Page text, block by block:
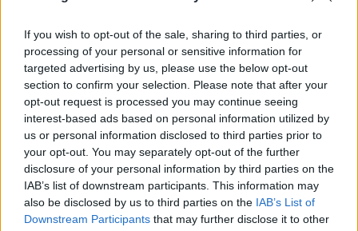
If you wish to opt-out of the sale, sharing to third parties, or
processing of your personal or sensitive information for
targeted advertising by us, please use the below opt-out
section to confirm your selection. Please note that after your
opt-out request is processed you may continue seeing
interest-based ads based on personal information utilized by
us or personal information disclosed to third parties prior to
your opt-out. You may separately opt-out of the further
disclosure of your personal information by third parties on the
IAB’s list of downstream participants. This information may
also be disclosed by us to third parties on the IAB’s List of
Downstream Participants that may further disclose it to other
κλειστά όπως επίσης θα παραμείνουν κλειστά και
την αυριανή ημέρα για προληπτικούς λόγους.
Σύμφωνα με σχετικές ανακοινώσεις των
διευθύνσεων εκπαίδευσης τα μαθήματα θα
διεξαχθούν με τηλεκπαίδευση.
Σε επιφυλακή οι κάτοικοι του Παλαμά Καρδίτσας